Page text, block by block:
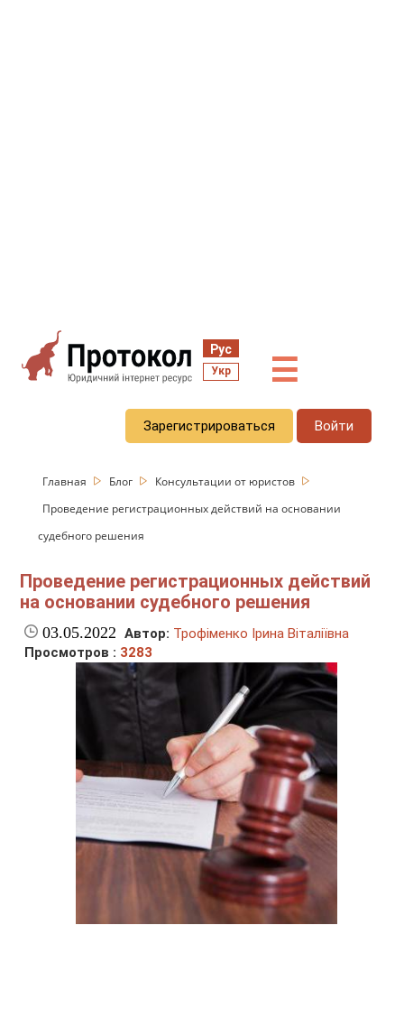
Рус
Укр ☰
Зарегистрироваться Войти
Главная Блог
Консультации от юристов
Проведение регистрационных действий на основании
судебного решения
Проведение регистрационных действий
на основании судебного решения
03.05.2022 Автор: Трофіменко Ірина Віталіївна
Просмотров : 3283